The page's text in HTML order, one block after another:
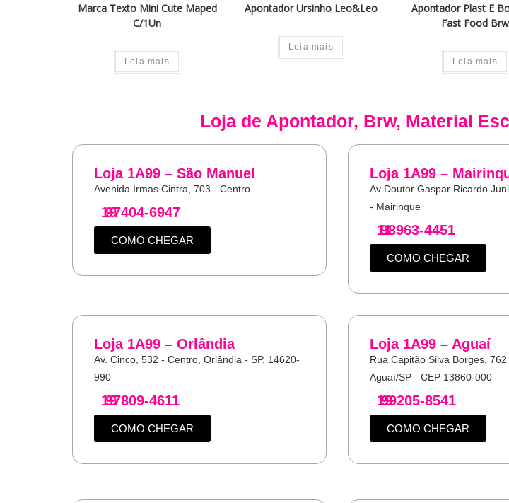
Marca Texto Mini Cute Maped
C/1Un
Leia mais
Apontador Ursinho Leo&Leo
Leia mais
Apontador Plast E
Fast Food Brw
Leia mais
Loja de Apontador, Brw, Material
Loja 1A99 – São Manuel
Avenida Irmas Cintra, 703 - Centro
19
97404-6947
COMO CHEGAR
Loja 1A99 –
Av Doutor Gaspar Ricardo
- Mairinque
11
98963-4451
COMO CHEGAR
Loja 1A99 – Orlândia
Av. Cinco, 532 - Centro, Orlândia - SP, 14620-
990
19
97809-4611
COMO CHEGAR
Loja 1A99 – Aguaí
Rua Capitão Silva Borges,
Aguaí/SP - CEP 13860-000
19
99205-8541
COMO CHEGAR